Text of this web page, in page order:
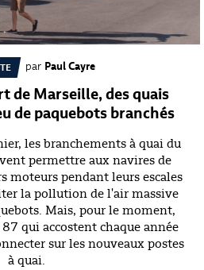
par Paul Cayre
de Marseille, des quais
de paquebots branchés
les branchements à quai du
permettre aux navires de
moteurs pendant leurs escales
la pollution de l'air massive
Mais, pour le moment,
qui accostent chaque année
sur les nouveaux postes
à quai.